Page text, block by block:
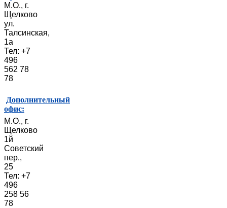
М.О., г.
Щелково
ул.
Талсинская,
1а
Тел: +7
496
562 78
78
Дополнительный
офис:
М.О., г.
Щелково
1й
Советский
пер.,
25
Тел: +7
496
258 56
78